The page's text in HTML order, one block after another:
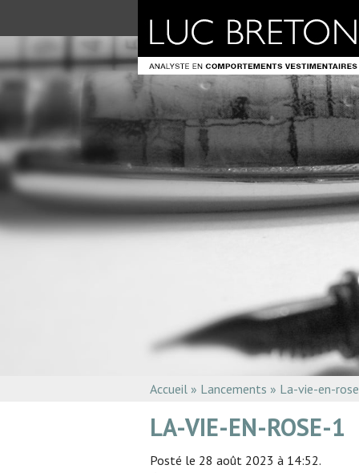
Accueil » Lancements » La-vie-en-
LA-VIE-EN-ROSE-1
Posté le 28 août 2023 à 14:52.